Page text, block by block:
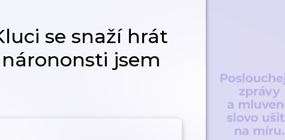
se snaží hrát
jsem